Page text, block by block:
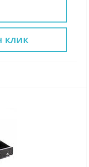
клик